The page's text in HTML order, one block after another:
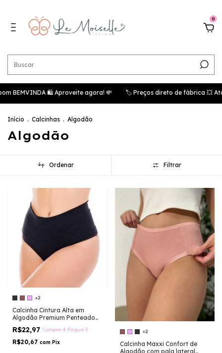
0
🛍️ Aproveite agora! 💸 🏷️ Preços direto de fábrica 💥
Início . Calcinhas . Algodão
Algodão
Ordenar Filtrar
+2
Calcinha Cintura Alta em
Algodão Premium Penteado
30.1 – Cós Duplo e Alta
Elasticidade -MM106/MM107
R$22,97 Compre 4 Pague 3
R$20,67 com Pix
+2
Calcinha Maxxi Confort de
Algodão com pala lateral